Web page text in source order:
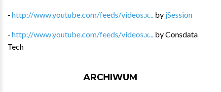
- http://www.youtube.com/feeds/videos.x... by jSession
- http://www.youtube.com/feeds/videos.x... byConsdata
Tech
ARCHIWUM